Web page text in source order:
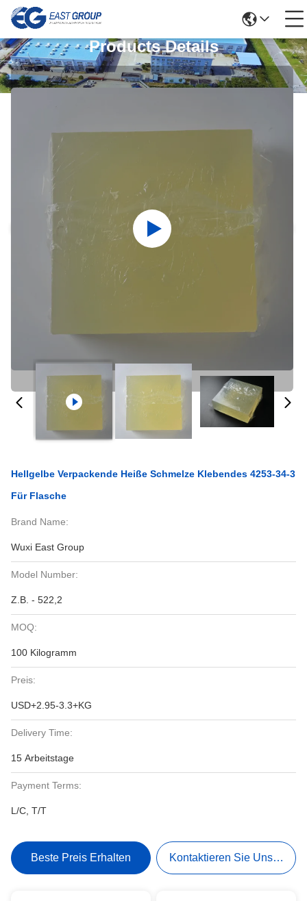
Products Details
Hellgelbe Verpackende Heiße Schmelze Klebendes 4253-34-3
Für Flasche
Brand Name:
Wuxi East Group
Model Number:
Z.B. - 522,2
MOQ:
100 Kilogramm
Preis:
USD+2.95-3.3+KG
Delivery Time:
15 Arbeitstage
Payment Terms:
L/C, T/T
Beste Preis Erhalten Kontaktieren Sie Uns Jetzt